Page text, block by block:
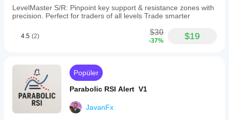
LevelMaster S/R: Pinpoint key support & resistance zones with
precision. Perfect for traders of all levels Trade smarter
4.5 (2) $30
-37% $19
Popüler
Parabolic RSI Alert V1
JavanFx